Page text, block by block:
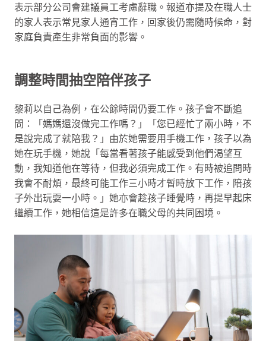
表示部分公司會建議員工考慮辭職。報道亦提及在職人士
的家人表示常見家人通宵工作，回家後仍需隨時候命，對
家庭負責產生非常負面的影響。
調整時間抽空陪伴孩子
黎莉以自己為例，在公餘時間仍要工作。孩子會不斷追
問：「媽媽還沒做完工作嗎？」「您已經忙了兩小時，不
是說完成了就陪我？」由於她需要用手機工作，孩子以為
她在玩手機，她說「每當看著孩子能感受到他們渴望互
動，我知道他在等待，但我必須完成工作。有時被追問時
我會不耐煩，最終可能工作三小時才暫時放下工作，陪孩
子外出玩耍一小時。」她亦會趁孩子睡覺時，再提早起床
繼續工作，她相信這是許多在職父母的共同困境。